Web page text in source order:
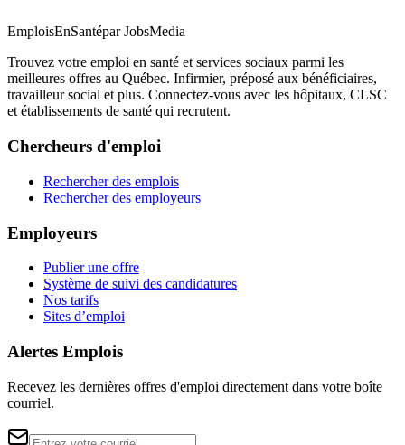
EmploisEnSantépar JobsMedia
Trouvez votre emploi en santé et services sociaux parmi les
meilleures offres au Québec. Infirmier, préposé aux bénéficiaires,
travailleur social et plus. Connectez-vous avec les hôpitaux, CLSC
et établissements de santé qui recrutent.
Chercheurs d'emploi
Rechercher des emplois
Rechercher des employeurs
Employeurs
Publier une offre
Système de suivi des candidatures
Nos tarifs
Sites d’emploi
Alertes Emplois
Recevez les dernières offres d'emploi directement dans votre boîte
courriel.